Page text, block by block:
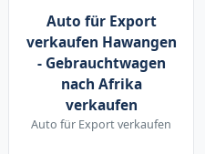
Auto für Export
verkaufen Hawangen
- Gebrauchtwagen
nach Afrika
verkaufen
Auto für Export verkaufen